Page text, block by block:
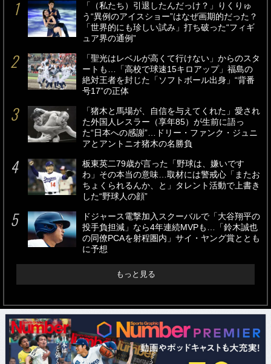
「（私たち）引退したんだっけ？」りくりゅ
う“異例のアイスショー”はなぜ画期的だった？
「世界的にも珍しい試み」打ち破った“フィギ
ュア界の通例”
「聖光はレベルが高くて行けない」からのスタ
ートも…「高校で球速15キロアップ」福島の
絶対王者を封じた「ソフトボール出身」“背番
号17”の正体
「猪木と馬場が、自信を与えてくれた」愛され
た外国人レスラー（享年85）が生前に語っ
た“日本への感謝”…ドリー・ファンク・ジュニ
アとアントニオ猪木の名勝負
板東英二79歳が言った「野球は、嫌いです
わ」その本当の意味…取材には警戒心「またお
ちょくられるんか、と」タレント活動で上書き
した“野球人の顔”
ドジャース電撃加入スクーバルで「大谷翔平の
投手負担減」なら4年連続MVPも…「鈴木誠也
の同僚PCAを射程圏内」サイ・ヤング賞ととも
に予想
もっと見る